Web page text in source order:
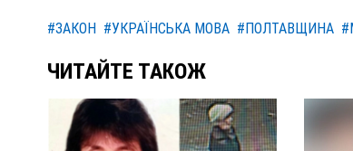
#ЗАКОН #УКРАЇНСЬКА МОВА #ПОЛТАВЩИНА
ЧИТАЙТЕ ТАКОЖ